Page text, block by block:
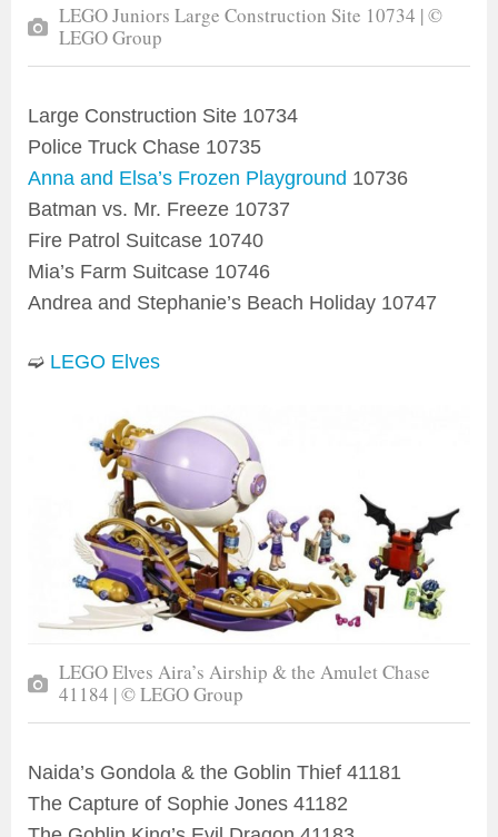
LEGO Juniors Large Construction Site 10734 | ©
LEGO Group
Large Construction Site 10734
Police Truck Chase 10735
Anna and Elsa’s Frozen Playground 10736
Batman vs. Mr. Freeze 10737
Fire Patrol Suitcase 10740
Mia’s Farm Suitcase 10746
Andrea and Stephanie’s Beach Holiday 10747
➫ LEGO Elves
LEGO Elves Aira’s Airship & the Amulet Chase
41184 | © LEGO Group
Naida’s Gondola & the Goblin Thief 41181
The Capture of Sophie Jones 41182